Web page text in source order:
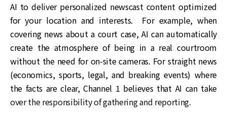
AI to deliver personalized newscast content optimized
for your location and interests. For example, when
covering news about a court case, AI can automatically
create the atmosphere of being in a real courtroom
without the need for on-site cameras. For straight news
(economics, sports, legal, and breaking events) where
the facts are clear, Channel 1 believes that AI can take
over the responsibility of gathering and reporting.